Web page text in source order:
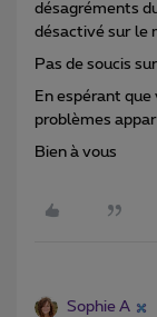
désagréments
désactivé sur le
Pas de soucis
En espérant
problèmes
Bien à vous
Sophie A